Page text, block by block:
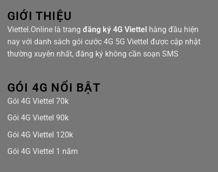
GIỚI THIỆU
Viettel.Online là trang đăng ký 4G Viettel hàng đầu hiện
nay với danh sách gói cước 4G 5G Viettel được cập nhật
thường xuyên nhất, đăng ký không cần soạn SMS
GÓI 4G NỔI BẬT
Gói 4G Viettel 70k
Gói 4G Viettel 90k
Gói 4G Viettel 120k
Gói 4G Viettel 1 năm